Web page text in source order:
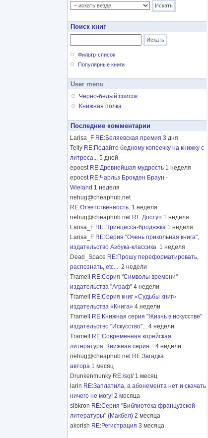
Поиск книг
Фильтр-список
Популярные книги
User menu
Чёрно-белый список
Книжная полка
Последние комментарии
Larisa_F RE:Беляевская премия 3 дня
Telly RE:Подайте бедному копеечку на книжку с
литреса... 5 дней
epoost RE:Древнейшая мудрость 1 неделя
epoost RE:Чарльз Брокден Браун -
Wieland 1 неделя
nehug@cheaphub.net
RE:Ответственность. 1 неделя
nehug@cheaphub.net RE:Доступ 1 неделя
Larisa_F RE:Принцесса-бродяжка 1 неделя
Larisa_F RE:Серия "Очень прикольная книга",
издательство Азбука-классика 1 неделя
Dead_Space RE:Прошу переформатировать,
распознать, etc... 2 недели
Tramell
RE:Серия "Символы времени"
издательства "Аграф" 4 недели
Tramell
RE:Серия книг «Судьбы книг»
издательства «Книга» 4 недели
Tramell
RE:Книжная серия "Жизнь в искусстве"
издательство "Искусство"... 4 недели
Tramell
RE:Современная корейская
литература. Книжная серия... 4 недели
nehug@cheaphub.net RE:Загадка
автора 1 месяц
Drunkenmunky RE:/sql/ 1 месяц
larin RE:Заплатила, а абонемента нет и скачать
ничего не могу! 2 месяца
sibkron RE:Серия "Библиотека французской
литературы" (Макбел) 2 месяца
akorish RE:Регистрация 3 месяца